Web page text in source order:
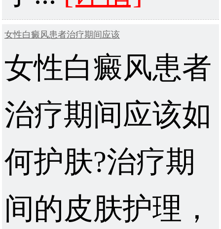
女性白癜风患者治疗期间应该
女性白癜风患者
治疗期间应该如
何护肤?治疗期
间的皮肤护理，